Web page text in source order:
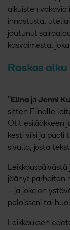
aikuisten
innostusta,
joutunut
kasvaimesta,
Raskas alku
” Elina ja Jenni
sitten Elinalle
Otit esilääkkeen
kesti viisi ja puoli
sivulla, josta
jäänyt parhaiten
– ja joka on
peloissani tai
Leikkauksen